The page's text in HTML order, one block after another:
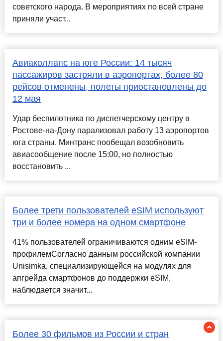
советского народа. В мероприятиях по всей стране
приняли участ...
Авиаколлапс на юге России: 14 тысяч
пассажиров застряли в аэропортах, более 80
рейсов отменены, полеты приостановлены до
12 мая
Удар беспилотника по диспетчерскому центру в
Ростове-на-Дону парализовал работу 13 аэропортов
юга страны. Минтранс пообещал возобновить
авиасообщение после 15:00, но полностью
восстановить ...
Более трети пользователей eSIM используют
три и более номера на одном смартфоне
41% пользователей ограничиваются одним eSIM-
профилемСогласно данным российской компании
Unisimka, специализирующейся на модулях для
апгрейда смартфонов до поддержки eSIM,
наблюдается значит...
Более 30 фильмов из России и стран